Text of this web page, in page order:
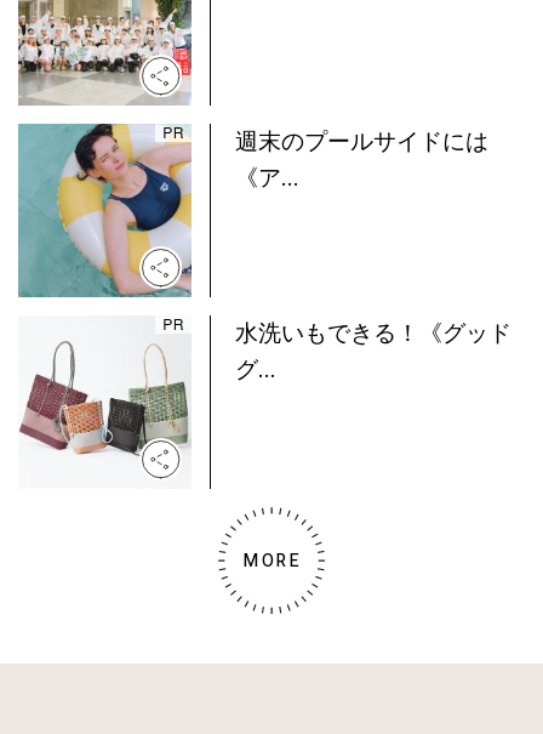
週末のプールサイドには
《ア...
水洗いもできる！《グッド
グ...
MORE